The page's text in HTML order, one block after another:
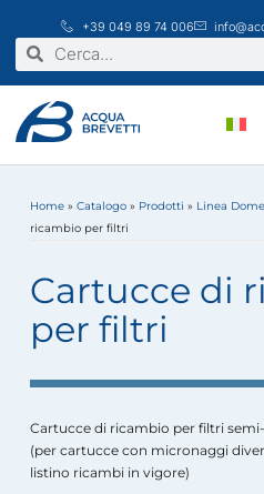
contenuto
+39 049 89 74 006
Cerca Cerca
Home »Catalogo » Prodotti » Linea
ricambio per filtri
Cartucce di
per filtri
Cartucce di ricambio per filtri
(per cartucce con micronaggi
listino ricambi in vigore)